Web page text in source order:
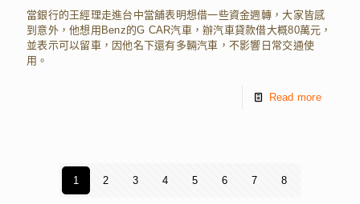
當銀行的王經理走進台中當舖表明想借一些資金週轉，大家皆感
到意外，他想用Benz的G CAR汽車，辦汽車貸款借大概80萬元，
並表示可以留車，因他名下還有多輛汽車，不影響日常交通使
用。
Read more
1 2 3 4 5 6 7 8